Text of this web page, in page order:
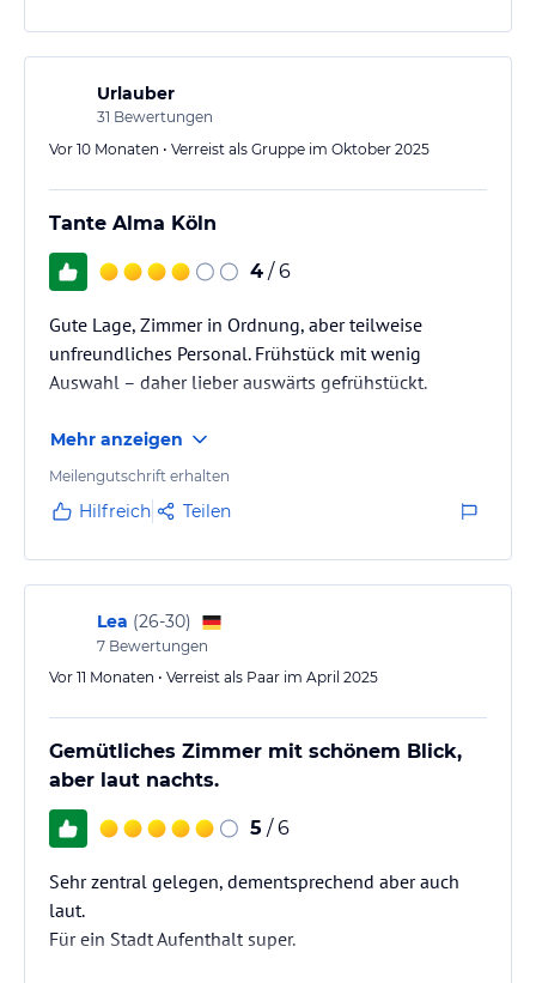
jeweiligen Veranstalters.
Urlauber
31 Bewertungen
Vor 10 Monaten • Verreist als Gruppe im Oktober 2025
Tante Alma Köln
4 / 6
Gute Lage, Zimmer in Ordnung, aber teilweise
unfreundliches Personal. Frühstück mit wenig
Auswahl – daher lieber auswärts gefrühstückt.
Mehr anzeigen
Meilengutschrift erhalten
Hilfreich Teilen
Lea (26-30)
7 Bewertungen
Vor 11 Monaten • Verreist als Paar im April 2025
Gemütliches Zimmer mit schönem Blick,
aber laut nachts.
5 / 6
Sehr zentral gelegen, dementsprechend aber auch
laut.
Für ein Stadt Aufenthalt super.